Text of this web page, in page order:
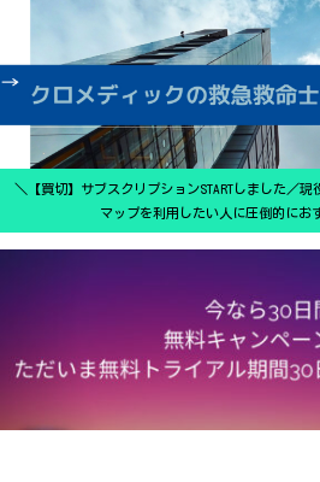
＼【買切】サブスクリプションSTARTしました／
マップを利用したい人に圧倒的にお